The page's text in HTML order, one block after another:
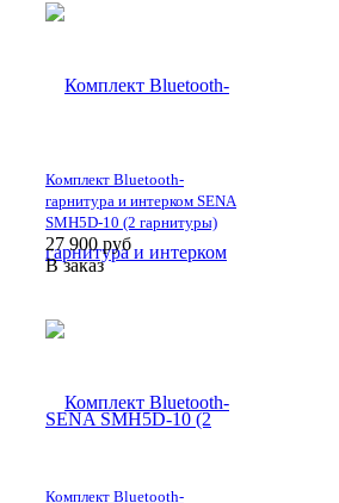
Комплект Bluetooth-
гарнитура и интерком SENA
SMH5D-10 (2 гарнитуры)
27 900 руб
В заказ
Комплект Bluetooth-